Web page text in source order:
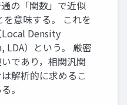
の「関数」で近似
を意味する。 これを
Density
）という。 厳密
であり，相関汎関
解析的に求めるこ
。